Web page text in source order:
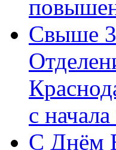
Свыше
с начала
C Днём